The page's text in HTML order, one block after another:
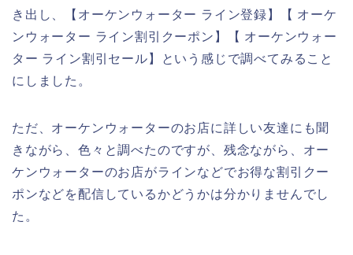
き出し、【オーケンウォーター ライン登録】【 オーケ
ンウォーター ライン割引クーポン】【 オーケンウォー
ター ライン割引セール】という感じで調べてみること
にしました。
ただ、オーケンウォーターのお店に詳しい友達にも聞
きながら、色々と調べたのですが、残念ながら、オー
ケンウォーターのお店がラインなどでお得な割引クー
ポンなどを配信しているかどうかは分かりませんでし
た。